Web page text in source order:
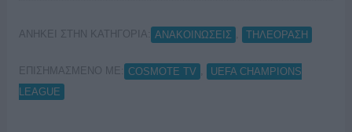
ΑΝΗΚΕΙ ΣΤΗΝ ΚΑΤΗΓΟΡΙΑ: ΑΝΑΚΟΙΝΩΣΕΙΣ ΤΗΛΕΟΡΑΣΗ
ΕΠΙΣΗΜΑΣΜΕΝΟ ΜΕ: COSMOTE TV
UEFA CHAMPIONS
LEAGUE